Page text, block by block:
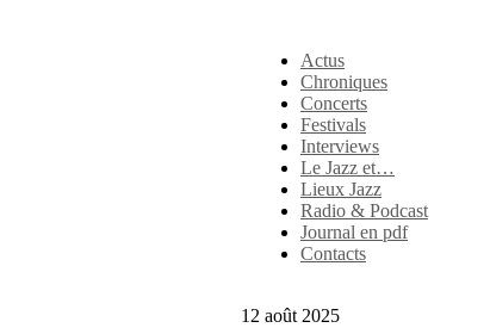
Actus
Chroniques
Concerts
Festivals
Interviews
Le Jazz et…
Lieux Jazz
Radio & Podcast
Journal en pdf
Contacts
12 août 2025